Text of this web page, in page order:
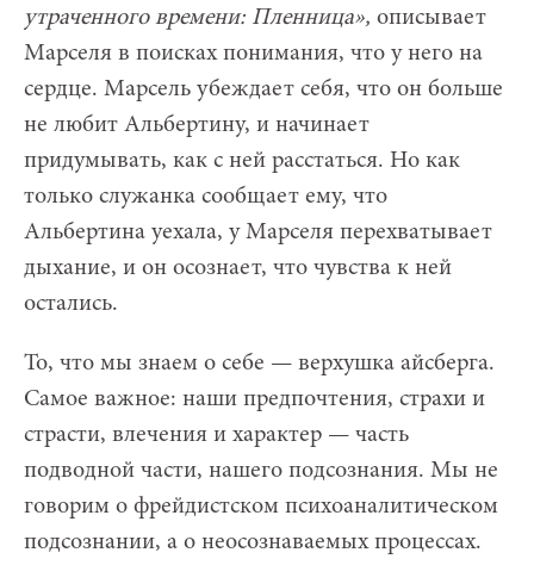
утраченного времени: Пленница», описывает
Марселя в поисках понимания, что у него на
сердце. Марсель убеждает себя, что он больше
не любит Альбертину, и начинает
придумывать, как с ней расстаться. Но как
только служанка сообщает ему, что
Альбертина уехала, у Марселя перехватывает
дыхание, и он осознает, что чувства к ней
остались.
То, что мы знаем о себе — верхушка айсберга.
Самое важное: наши предпочтения, страхи и
страсти, влечения и характер — часть
подводной части, нашего подсознания. Мы не
говорим о фрейдистском психоаналитическом
подсознании, а о неосознаваемых процессах.